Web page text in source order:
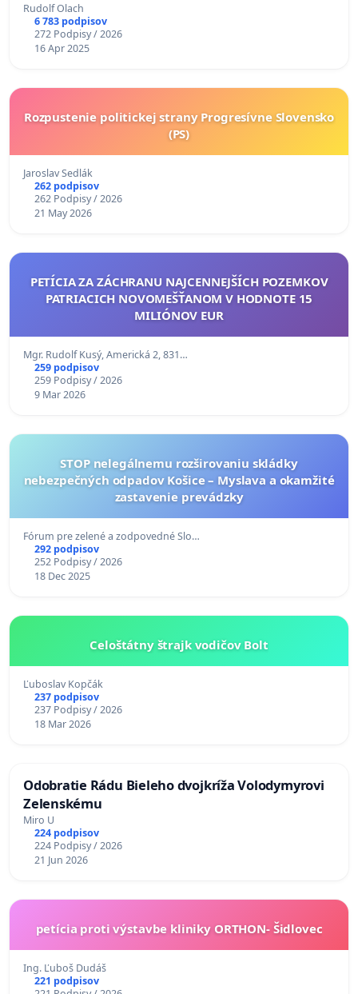
Rudolf Olach
6 783 podpisov
272 Podpisy / 2026
16 Apr 2025
Rozpustenie politickej strany Progresívne Slovensko
(PS)
Jaroslav Sedlák
262 podpisov
262 Podpisy / 2026
21 May 2026
PETÍCIA ZA ZÁCHRANU NAJCENNEJŠÍCH POZEMKOV
PATRIACICH NOVOMEŠŤANOM V HODNOTE 15
MILIÓNOV EUR
Mgr. Rudolf Kusý, Americká 2, 831…
259 podpisov
259 Podpisy / 2026
9 Mar 2026
STOP nelegálnemu rozširovaniu skládky
nebezpečných odpadov Košice – Myslava a okamžité
zastavenie prevádzky
Fórum pre zelené a zodpovedné Slo…
292 podpisov
252 Podpisy / 2026
18 Dec 2025
Celoštátny štrajk vodičov Bolt
Ľuboslav Kopčák
237 podpisov
237 Podpisy / 2026
18 Mar 2026
Odobratie Rádu Bieleho dvojkríža Volodymyrovi
Zelenskému
Miro U
224 podpisov
224 Podpisy / 2026
21 Jun 2026
petícia proti výstavbe kliniky ORTHON- Šidlovec
Ing. Ľuboš Dudáš
221 podpisov